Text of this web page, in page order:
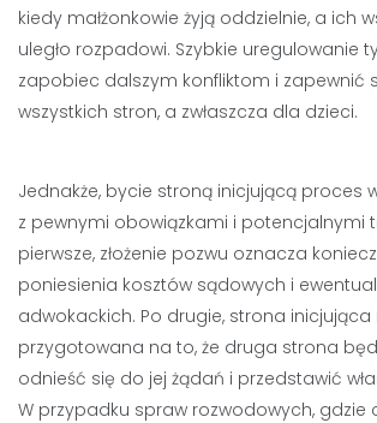
kiedy małżonkowie żyją oddzielnie, a ich
uległo rozpadowi. Szybkie uregulowanie
zapobiec dalszym konfliktom i zapewnić
wszystkich stron, a zwłaszcza dla dzieci.
Jednakże, bycie stroną inicjującą proces
z pewnymi obowiązkami i potencjalnymi
pierwsze, złożenie pozwu oznacza
poniesienia kosztów sądowych i
adwokackich. Po drugie, strona
przygotowana na to, że druga strona
odnieść się do jej żądań i przedstawić
W przypadku spraw rozwodowych, gdzie